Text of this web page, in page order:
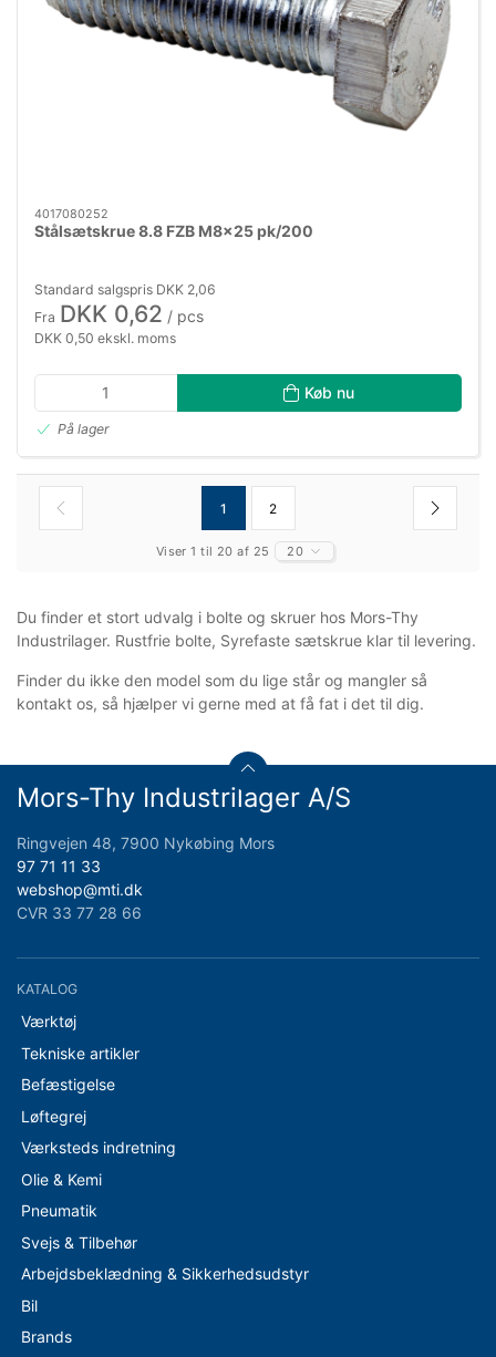
4017080252
Stålsætskrue 8.8 FZB M8×25 pk/200
Standard salgspris DKK 2,06
Fra DKK 0,62 / pcs
DKK 0,50 ekskl. moms
Køb nu
På lager
1 2
Viser 1 til 20 af 25 20
Du finder et stort udvalg i bolte og skruer hos Mors-Thy
Industrilager. Rustfrie bolte, Syrefaste sætskrue klar til levering.
Finder du ikke den model som du lige står og mangler så
kontakt os, så hjælper vi gerne med at få fat i det til dig.
Mors-Thy Industrilager A/S
Ringvejen 48, 7900 Nykøbing Mors
97 71 11 33
webshop@mti.dk
CVR 33 77 28 66
KATALOG
Værktøj
Tekniske artikler
Befæstigelse
Løftegrej
Værksteds indretning
Olie & Kemi
Pneumatik
Svejs & Tilbehør
Arbejdsbeklædning & Sikkerhedsudstyr
Bil
Brands